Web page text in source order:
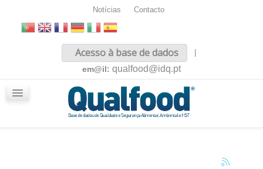
Notícias Contacto
Acesso à base de dados
|
em@il: qualfood@idq.pt